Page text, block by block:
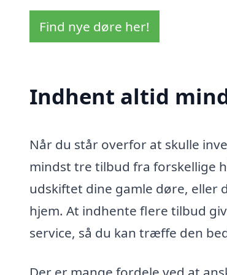
Find nye døre her!
Indhent altid
Når du står overfor at skulle
mindst tre tilbud fra forskellige
udskiftet dine gamle døre, eller
hjem. At indhente flere tilbud
service, så du kan træffe den